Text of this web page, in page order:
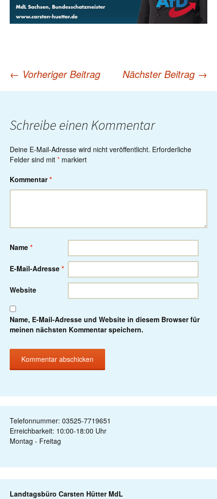
Post
← Vorheriger Beitrag Nächster Beitrag →
Schreibe einen Kommentar
Deine E-Mail-Adresse wird nicht veröffentlicht. Erforderliche
Felder sind mit * markiert
Kommentar*
Name *
E-Mail-Adresse *
Website
Name, E-Mail-Adresse und Website in diesem Browser für
meinen nächsten Kommentar speichern.
Telefonnummer: 03525-7719651
Erreichbarkeit: 10:00-18:00 Uhr
Montag - Freitag
Landtagsbüro Carsten Hütter MdL